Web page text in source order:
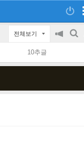
전체보기
공
on/off
검
10추글